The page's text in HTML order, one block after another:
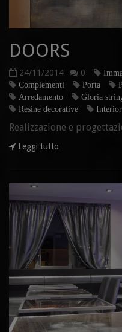
DOORS
24/11/2014 0
Complementi
Porta
Arredamento
Gloria
Resine decorative
Interior
Realizzazione e
Leggi tutto